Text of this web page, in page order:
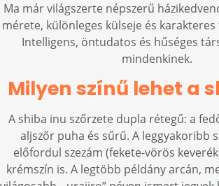
Ma már világszerte népszerű
mérete, különleges külseje és
Intelligens, öntudatos és hűséges
mindenkinek.
Milyen színű lehet a
A shiba inu szőrzete dupla rétegű: a
aljszőr puha és sűrű. A leggyakoribb
előfordul szezám (fekete-vörös
krémszín is. A legtöbb példány arcán,